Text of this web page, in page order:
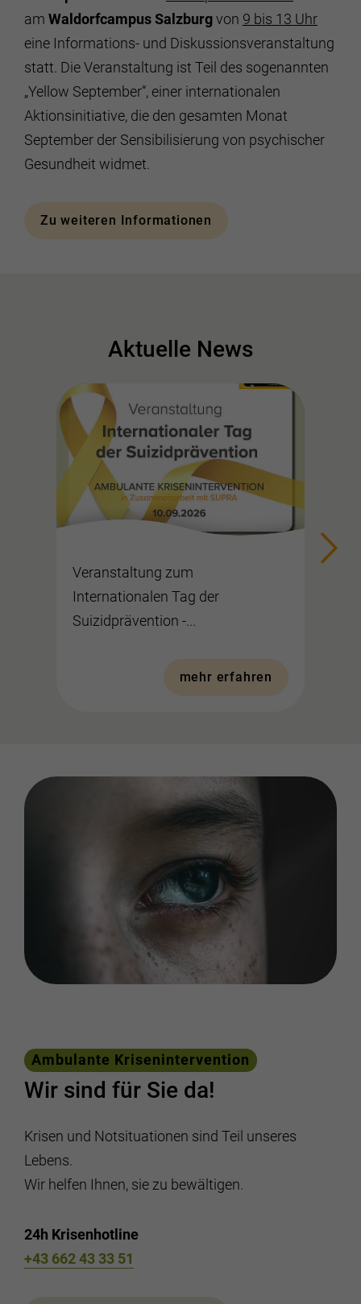
am Waldorfcampus Salzburgvon 9 bis 13 Uhr
eine Informations- und Diskussionsveranstaltung
statt. Die Veranstaltung ist Teil des sogenannten
„Yellow September“, einer internationalen
Aktionsinitiative, die den gesamten Monat
September der Sensibilisierung von psychischer
Gesundheit widmet.
Zu weiteren Informationen
Aktuelle News
Veranstaltung zum
Internationalen Tag der
Suizidprävention -...
mehr erfahren
Ambulante Krisenintervention
Wir sind für Sie da!
Krisen und Notsituationen sind Teil unseres
Lebens.
Wir helfen Ihnen, sie zu bewältigen.
24h Krisenhotline
+43 662 43 33 51